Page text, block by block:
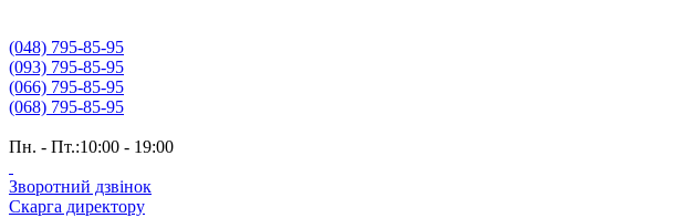
(048) 795-85-95
(093) 795-85-95
(066) 795-85-95
(068) 795-85-95
Пн. - Пт.:10:00 - 19:00
Зворотний дзвінок
Скарга директору